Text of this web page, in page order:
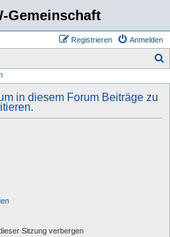
Gemeinschaft
Anmelden
Registrieren
in diesem Forum Beiträge zu
Sitzung verbergen